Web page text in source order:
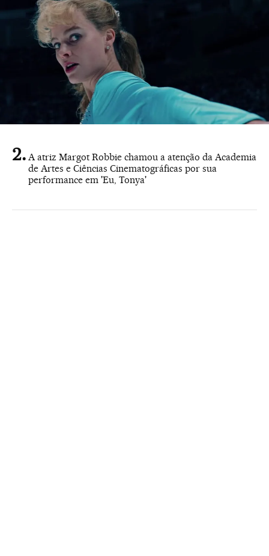
A atriz Margot Robbie chamou a atenção da Academia
de Artes e Ciências Cinematográficas por sua
performance em 'Eu, Tonya'